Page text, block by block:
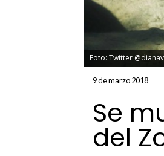
Foto: Twitter
9 de marzo 2018
Se
del